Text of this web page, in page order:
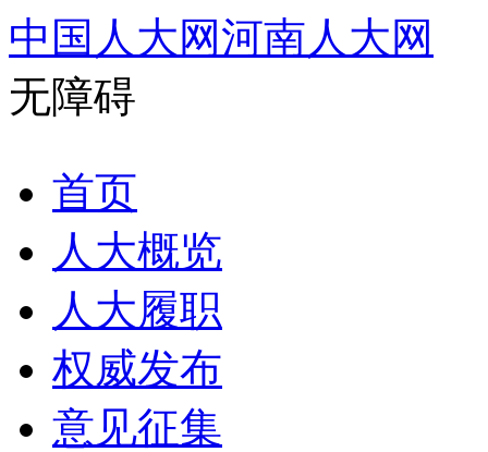
中国人大网河南人大网
无障碍
首页
人大概览
人大履职
权威发布
意见征集